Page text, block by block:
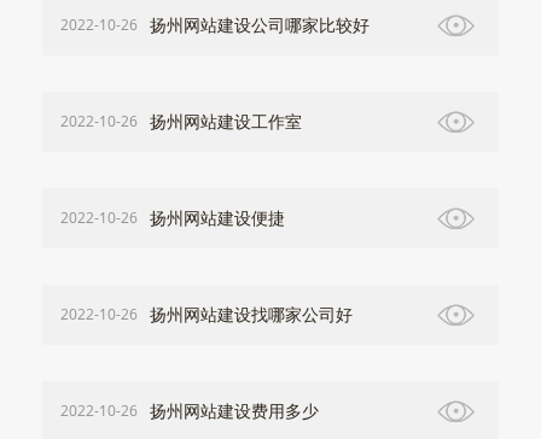
2022-10-26 扬州网站建设公司哪家比较好
2022-10-26 扬州网站建设工作室
2022-10-26 扬州网站建设便捷
2022-10-26 扬州网站建设找哪家公司好
2022-10-26 扬州网站建设费用多少